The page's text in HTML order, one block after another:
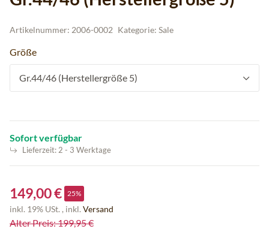
Artikelnummer: 2006-0002 Kategorie: Sale
Größe
Gr.44/46 (Herstellergröße 5)
Sofort verfügbar
Lieferzeit: 2 - 3 Werktage
149,00 € 25%
inkl. 19% USt. , inkl. Versand
Alter Preis: 199,95 €